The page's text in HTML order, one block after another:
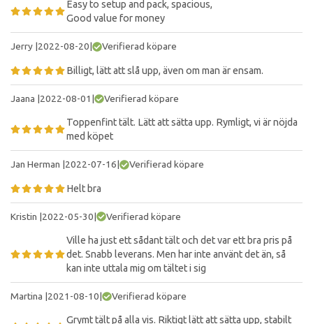
Easy to setup and pack, spacious,
Good value for money
Jerry |2022-08-20| Verifierad köpare
Billigt, lätt att slå upp, även om man är ensam.
Jaana |2022-08-01 | Verifierad köpare
Toppenfint tält. Lätt att sätta upp. Rymligt, vi är nöjda
med köpet
Jan Herman |2022-07-16| Verifierad köpare
Helt bra
Kristin |2022-05-30| Verifierad köpare
Ville ha just ett sådant tält och det var ett bra pris på
det. Snabb leverans. Men har inte använt det än, så
kan inte uttala mig om tältet i sig
Martina |2021-08-10| Verifierad köpare
Grymt tält på alla vis. Riktigt lätt att sätta upp, stabilt